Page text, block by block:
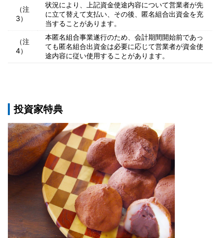
（注
3）
状況により、上記資金使途内容について営業者が先
に立て替えて支払い、その後、匿名組合出資金を充
当することがあります。
（注
4）
本匿名組合事業遂行のため、会計期間開始前であっ
ても匿名組合出資金は必要に応じて営業者が資金使
途内容に従い使用することがあります。
投資家特典